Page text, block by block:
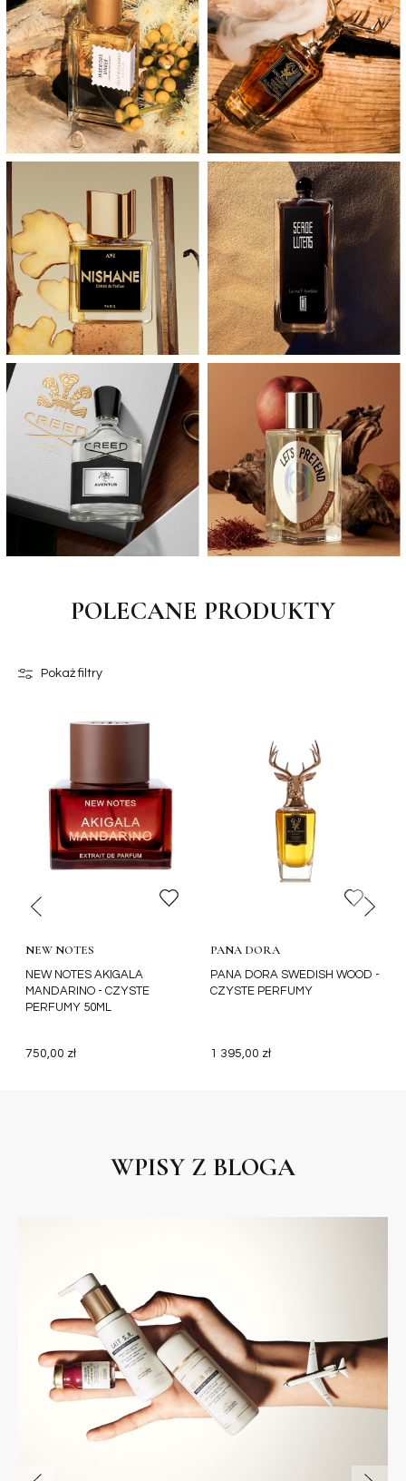
POLECANE PRODUKTY
Pokaż filtry
NEW NOTES AKIGALA
MANDARINO - CZYSTE
PERFUMY 50ML
NEW NOTES
750,00 zł
PANA DORA SWEDISH WOOD -
CZYSTE PERFUMY
PANA DORA
1 395,00 zł
WPISY Z BLOGA